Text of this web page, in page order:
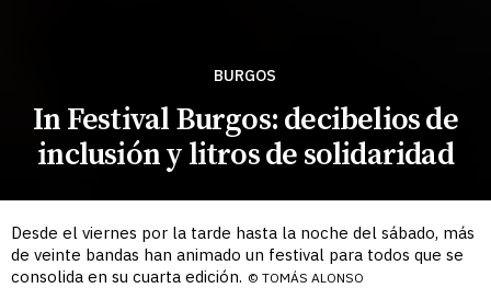
BURGOS
In Festival Burgos: decibelios de
inclusión y litros de solidaridad
Desde el viernes por la tarde hasta la noche del sábado, más
de veinte bandas han animado un festival para todos que se
consolida en su cuarta edición. © TOMÁS ALONSO